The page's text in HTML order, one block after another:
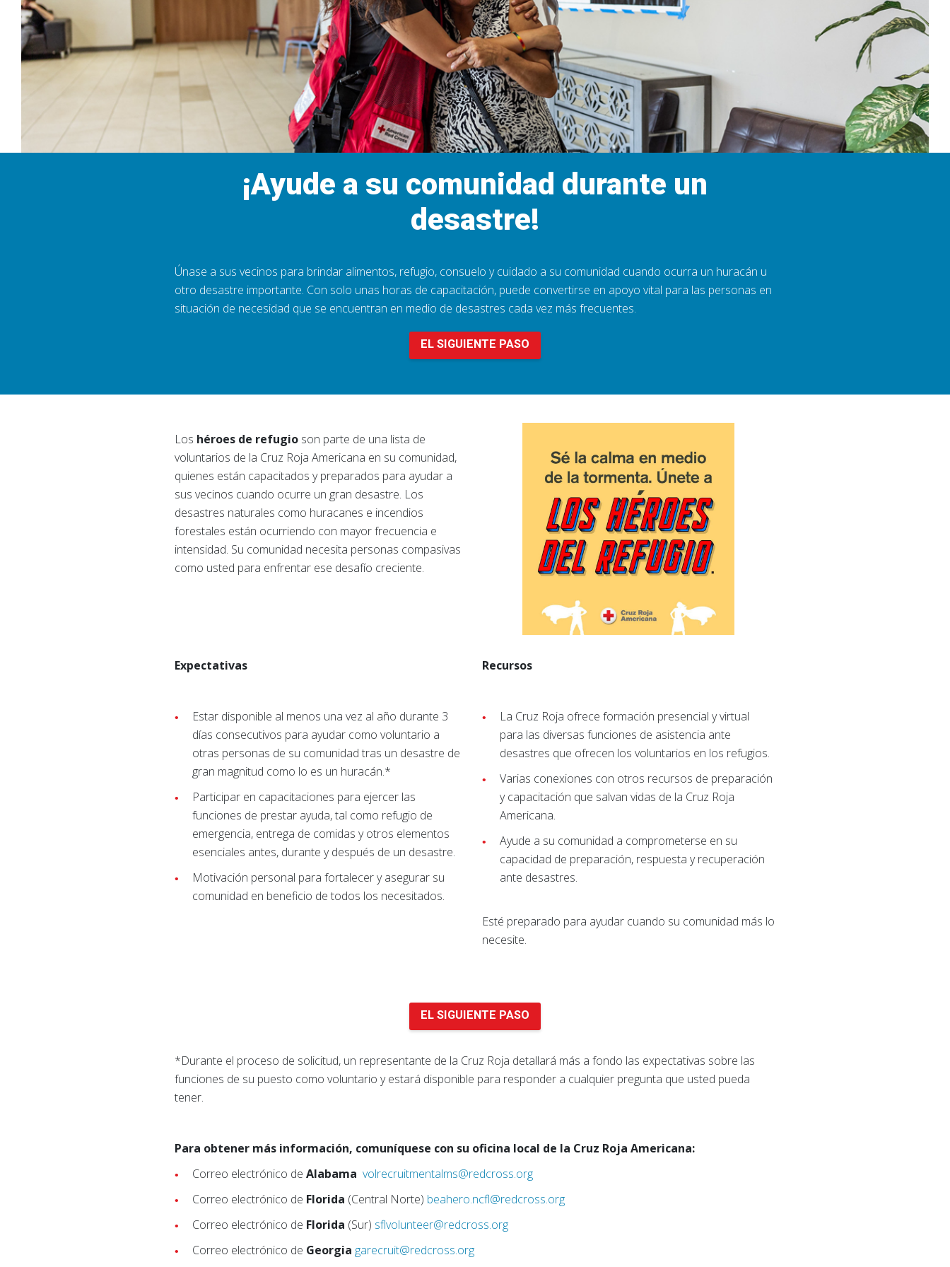
¡Ayude a su comunidad durante un
desastre!
Únase a sus vecinos para brindar alimentos, refugio, consuelo y cuidado a su comunidad cuando ocurra un huracán u
otro desastre importante. Con solo unas horas de capacitación, puede convertirse en apoyo vital para las personas en
situación de necesidad que se encuentran en medio de desastres cada vez más frecuentes.
EL SIGUIENTE PASO
Los héroes de refugio son parte de una lista de
voluntarios de la Cruz Roja Americana en su comunidad,
quienes están capacitados y preparados para ayudar a
sus vecinos cuando ocurre un gran desastre. Los
desastres naturales como huracanes e incendios
forestales están ocurriendo con mayor frecuencia e
intensidad. Su comunidad necesita personas compasivas
como usted para enfrentar ese desafío creciente.
Expectativas
Estar disponible al menos una vez al año durante 3
días consecutivos para ayudar como voluntario a
otras personas de su comunidad tras un desastre de
gran magnitud como lo es un huracán.*
Participar en capacitaciones para ejercer las
funciones de prestar ayuda, tal como refugio de
emergencia, entrega de comidas y otros elementos
esenciales antes, durante y después de un desastre.
Motivación personal para fortalecer y asegurar su
comunidad en beneficio de todos los necesitados.
Recursos
La Cruz Roja ofrece formación presencial y virtual
para las diversas funciones de asistencia ante
desastres que ofrecen los voluntarios en los refugios.
Varias conexiones con otros recursos de preparación
y capacitación que salvan vidas de la Cruz Roja
Americana.
Ayude a su comunidad a comprometerse en su
capacidad de preparación, respuesta y recuperación
ante desastres.
Esté preparado para ayudar cuando su comunidad más lo
necesite.
EL SIGUIENTE PASO
*Durante el proceso de solicitud, un representante de la Cruz Roja detallará más a fondo las expectativas sobre las
funciones de su puesto como voluntario y estará disponible para responder a cualquier pregunta que usted pueda
tener.
Para obtener más información, comuníquese con su oficina local de la Cruz Roja Americana:
Correo electrónico deAlabama volrecruitmentalms@redcross.org
Correo electrónico de Florida (Central Norte) beahero.ncfl@redcross.org
Correo electrónico de Florida (Sur) sflvolunteer@redcross.org
Correo electrónico de Georgia garecruit@redcross.org